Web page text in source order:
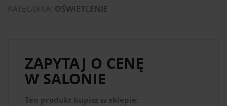
KATEGORIA: OŚWIETLENIE
ZAPYTAJ O CENĘ
W SALONIE
Ten produkt kupisz w sklepie: